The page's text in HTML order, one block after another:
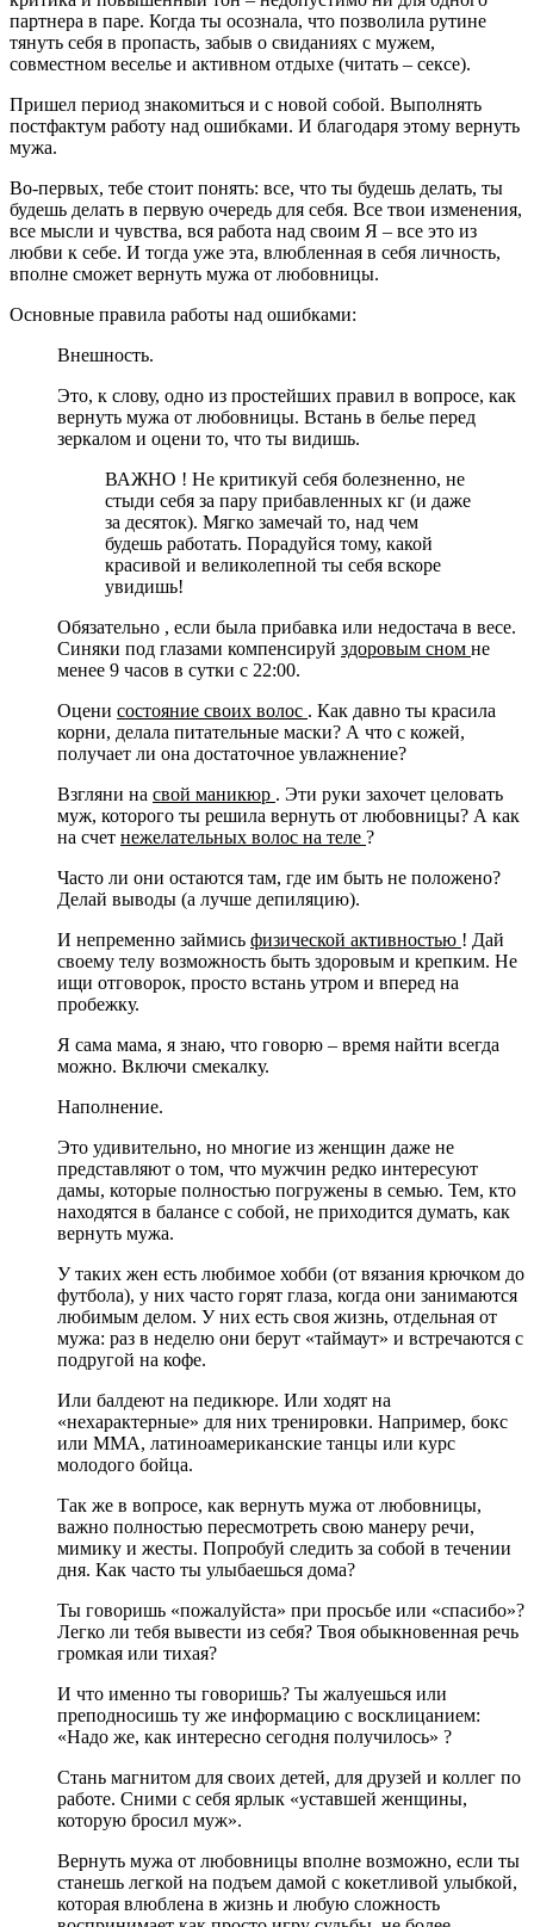
партнера в паре. Когда ты осознала, что позволила рутине
тянуть себя в пропасть, забыв о свиданиях с мужем,
совместном веселье и активном отдыхе (читать – сексе).
Пришел период знакомиться и с новой собой. Выполнять
постфактум работу над ошибками. И благодаря этому вернуть
мужа.
Во-первых, тебе стоит понять: все, что ты будешь делать, ты
будешь делать в первую очередь для себя. Все твои изменения,
все мысли и чувства, вся работа над своим Я – все это из
любви к себе. И тогда уже эта, влюбленная в себя личность,
вполне сможет вернуть мужа от любовницы.
Основные правила работы над ошибками:
Внешность.
Это, к слову, одно из простейших правил в вопросе, как
вернуть мужа от любовницы. Встань в белье перед
зеркалом и оцени то, что ты видишь.
ВАЖНО ! Не критикуй себя болезненно, не
стыди себя за пару прибавленных кг (и даже
за десяток). Мягко замечай то, над чем
будешь работать. Порадуйся тому, какой
красивой и великолепной ты себя вскоре
увидишь!
Обязательно , если была прибавка или недостача в весе.
Синяки под глазами компенсируй здоровым сном не
менее 9 часов в сутки с 22:00.
Оцени состояние своих волос . Как давно ты красила
корни, делала питательные маски? А что с кожей,
получает ли она достаточное увлажнение?
Взгляни на свой маникюр . Эти руки захочет целовать
муж, которого ты решила вернуть от любовницы? А как
на счет нежелательных волос на теле ?
Часто ли они остаются там, где им быть не положено?
Делай выводы (а лучше депиляцию).
И непременно займись физической активностью ! Дай
своему телу возможность быть здоровым и крепким. Не
ищи отговорок, просто встань утром и вперед на
пробежку.
Я сама мама, я знаю, что говорю – время найти всегда
можно. Включи смекалку.
Наполнение.
Это удивительно, но многие из женщин даже не
представляют о том, что мужчин редко интересуют
дамы, которые полностью погружены в семью. Тем, кто
находятся в балансе с собой, не приходится думать, как
вернуть мужа.
У таких жен есть любимое хобби (от вязания крючком до
футбола), у них часто горят глаза, когда они занимаются
любимым делом. У них есть своя жизнь, отдельная от
мужа: раз в неделю они берут «таймаут» и встречаются с
подругой на кофе.
Или балдеют на педикюре. Или ходят на
«нехарактерные» для них тренировки. Например, бокс
или ММА, латиноамериканские танцы или курс
молодого бойца.
Так же в вопросе, как вернуть мужа от любовницы,
важно полностью пересмотреть свою манеру речи,
мимику и жесты. Попробуй следить за собой в течении
дня. Как часто ты улыбаешься дома?
Ты говоришь «пожалуйста» при просьбе или «спасибо»?
Легко ли тебя вывести из себя? Твоя обыкновенная речь
громкая или тихая?
И что именно ты говоришь? Ты жалуешься или
преподносишь ту же информацию с восклицанием:
«Надо же, как интересно сегодня получилось» ?
Стань магнитом для своих детей, для друзей и коллег по
работе. Сними с себя ярлык «уставшей женщины,
которую бросил муж».
Вернуть мужа от любовницы вполне возможно, если ты
станешь легкой на подъем дамой с кокетливой улыбкой,
которая влюблена в жизнь и любую сложность